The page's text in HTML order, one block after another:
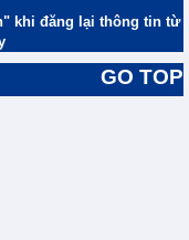
khi đăng lại thông tin từ
GO TOP